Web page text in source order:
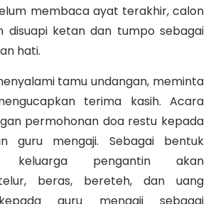
membaca ayat terakhir, calon
disuapi ketan dan tumpo sebagai
hati.
tamu undangan, meminta
terima kasih. Acara
permohonan doa restu kepada
guru mengaji. Sebagai bentuk
keluarga pengantin akan
beras, bereteh, dan uang
guru mengaji sebagai